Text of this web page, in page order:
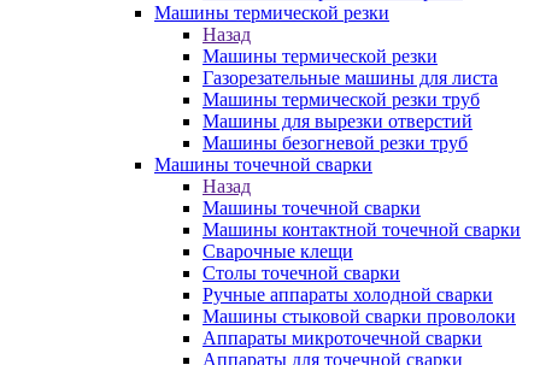
Машины термической резки
Назад
Машины термической резки
Газорезательные машины для листа
Машины термической резки труб
Машины для вырезки отверстий
Машины безогневой резки труб
Машины точечной сварки
Назад
Машины точечной сварки
Машины контактной точечной сварки
Сварочные клещи
Столы точечной сварки
Ручные аппараты холодной сварки
Машины стыковой сварки проволоки
Аппараты микроточечной сварки
Аппараты для точечной сварки